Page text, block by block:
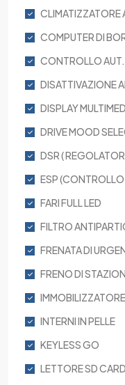
CLIMATIZZATORE
COMPUTER DI
CONTROLLO
DISATTIVAZIONE
DISPLAY
DRIVE MOOD
DSR (
ESP (CONTROLLO
FARI FULL LED
FILTRO
FRENATA DI
FRENO DI
INTERNI IN PELLE
KEYLESS GO
LETTORE SD CARD